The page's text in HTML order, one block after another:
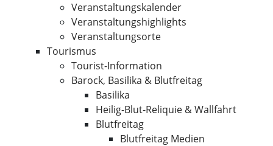
Veranstaltungskalender
Veranstaltungshighlights
Veranstaltungsorte
Tourismus
Tourist-Information
Barock, Basilika & Blutfreitag
Basilika
Heilig-Blut-Reliquie & Wallfahrt
Blutfreitag
Blutfreitag Medien